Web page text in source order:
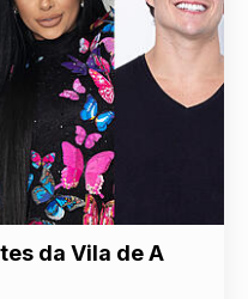
da Vila de A